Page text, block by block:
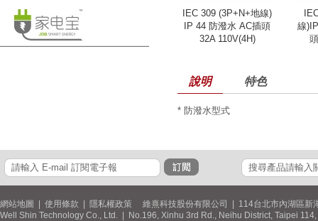
IEC 309 (3P+N+地線)
IP 44 防潑水 AC插頭
32A 110V(4H)
線
說明 特色
* 防潑水型式
網站地圖 使用條款 隱私權政策 維熹科技股份有限公司 | 114台北市內湖區新
Well Shin Technology Co., Ltd. | No.196, Xinhu 3rd Rd., Neihu District, Taipei